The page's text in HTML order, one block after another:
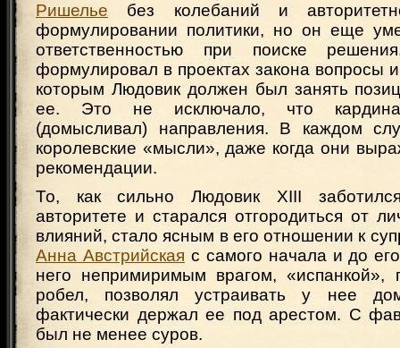
Ришелье без колебаний и
формулировании политики, но он еще
ответственностью при поиске
формулировал в проектах закона вопросы
которым Людовик должен был занять
ее. Это не исключало, что
(домысливал) направления. В каждом
королевские «мысли», даже когда они
рекомендации.
То, как сильно Людовик XIII
авторитете и старался отгородиться от
влияний, стало ясным в его отношении к
Анна Австрийская с самого начала и до
него непримиримым врагом, «испанкой»,
робел, позволял устраивать у нее
фактически держал ее под арестом. С
был не менее суров.